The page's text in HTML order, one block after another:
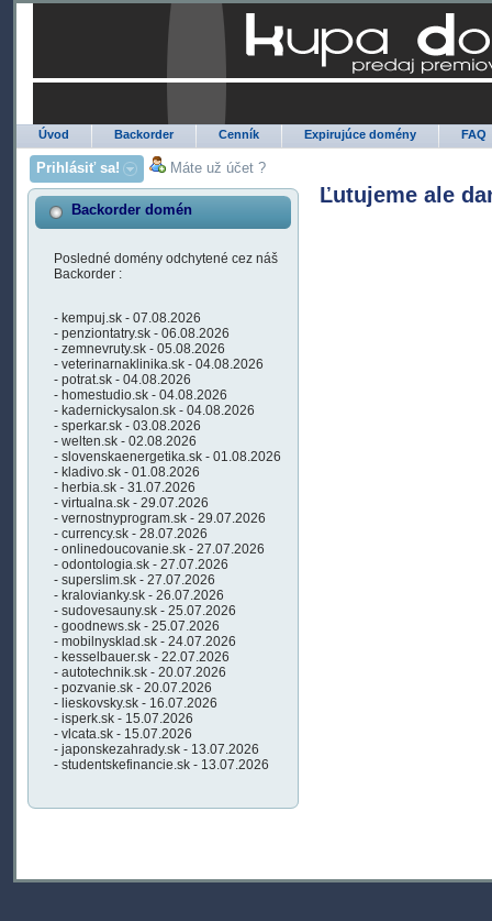
Úvod Backorder Cenník Expirujúce domény FAQ
Prihlásiť sa! Máte už účet ?
Backorder domén
Posledné domény odchytené cez náš
Backorder :
- kempuj.sk - 07.08.2026
- penziontatry.sk - 06.08.2026
- zemnevruty.sk - 05.08.2026
- veterinarnaklinika.sk - 04.08.2026
- potrat.sk - 04.08.2026
- homestudio.sk - 04.08.2026
- kadernickysalon.sk - 04.08.2026
- sperkar.sk - 03.08.2026
- welten.sk - 02.08.2026
- slovenskaenergetika.sk - 01.08.2026
- kladivo.sk - 01.08.2026
- herbia.sk - 31.07.2026
- virtualna.sk - 29.07.2026
- vernostnyprogram.sk - 29.07.2026
- currency.sk - 28.07.2026
- onlinedoucovanie.sk - 27.07.2026
- odontologia.sk - 27.07.2026
- superslim.sk - 27.07.2026
- kralovianky.sk - 26.07.2026
- sudovesauny.sk - 25.07.2026
- goodnews.sk - 25.07.2026
- mobilnysklad.sk - 24.07.2026
- kesselbauer.sk - 22.07.2026
- autotechnik.sk - 20.07.2026
- pozvanie.sk - 20.07.2026
- lieskovsky.sk - 16.07.2026
- isperk.sk - 15.07.2026
- vlcata.sk - 15.07.2026
- japonskezahrady.sk - 13.07.2026
- studentskefinancie.sk - 13.07.2026
Ľutujeme ale